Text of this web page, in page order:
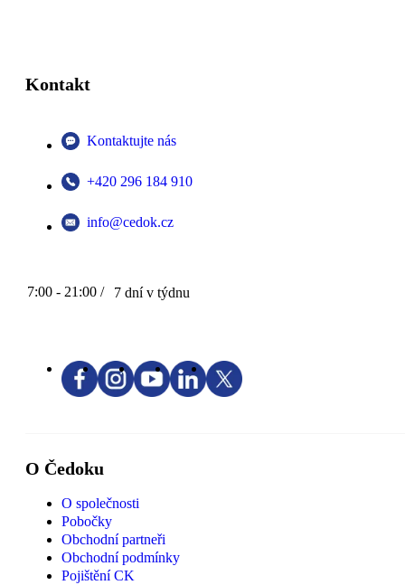
Kontakt
Kontaktujte nás
+420 296 184 910
info@cedok.cz
7:00 - 21:00 / 7 dní v týdnu
O Čedoku
O společnosti
Pobočky
Obchodní partneři
Obchodní podmínky
Pojištění CK